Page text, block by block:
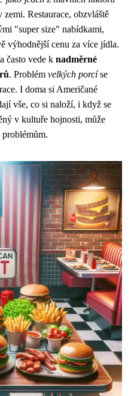
Restaurace, obzvláště
"super size" nabídkami,
výhodnější cenu za více jídla.
často vede k nadměrné
. Problém velkých porcíse
I doma si Američané
vše, co si naloží, i když se
v kultuře hojnosti, může